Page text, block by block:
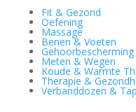
Fit & Gezond
Oefening
Massage
Benen & Voeten
Gehoorbescherming
Meten & Wegen
Koude & Warmte
Therapie &
Verbanddozen &